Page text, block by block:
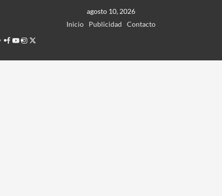
agosto 10, 2026
Inicio
Publicidad
Contacto
Facebook
Youtube
Instagram
Twitter